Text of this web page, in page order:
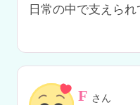
日常の中で支えら
F さん